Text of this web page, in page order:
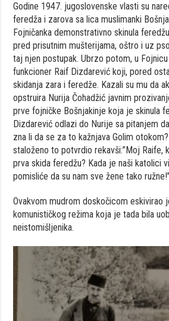
Godine 1947. jugoslovenske vlasti su
feredža i zarova sa lica muslimanki
Fojničanka demonstrativno skinula
pred prisutnim mušterijama, oštro i uz
taj njen postupak. Ubrzo potom, u
funkcioner Raif Dizdarević koji, pored
skidanja zara i feredže. Kazali su mu da
opstruira Nurija Čohadžić javnim
prve fojničke Bošnjakinje koja je skinula
Dizdarević odlazi do Nurije sa pitanjem
zna li da se za to kažnjava Golim
staloženo to potvrdio rekavši:”Moj Raife,
prva skida feredžu? Kada je naši katolici
pomisliće da su nam sve žene tako ružne!”
Ovakvom mudrom doskočicom eskivirao
komunističkog režima koja je tada bila
neistomišljenika.